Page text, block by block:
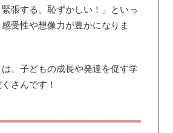
張する、恥ずかしい！」といっ
受性や想像力が豊かになりま
、子どもの成長や発達を促す学
さんです！